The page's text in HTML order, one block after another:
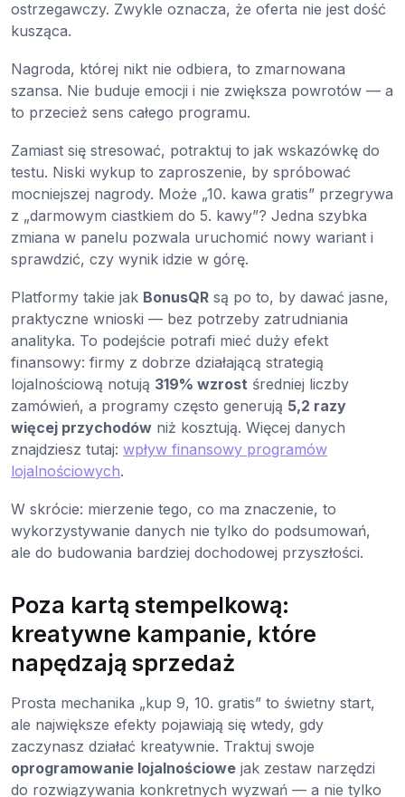
ostrzegawczy. Zwykle oznacza, że oferta nie jest dość
kusząca.
Nagroda, której nikt nie odbiera, to zmarnowana
szansa. Nie buduje emocji i nie zwiększa powrotów — a
to przecież sens całego programu.
Zamiast się stresować, potraktuj to jak wskazówkę do
testu. Niski wykup to zaproszenie, by spróbować
mocniejszej nagrody. Może „10. kawa gratis” przegrywa
z „darmowym ciastkiem do 5. kawy”? Jedna szybka
zmiana w panelu pozwala uruchomić nowy wariant i
sprawdzić, czy wynik idzie w górę.
Platformy takie jak BonusQR są po to, by dawać jasne,
praktyczne wnioski — bez potrzeby zatrudniania
analityka. To podejście potrafi mieć duży efekt
finansowy: firmy z dobrze działającą strategią
lojalnościową notują 319% wzrost średniej liczby
zamówień, a programy często generują 5,2 razy
więcej przychodów niż kosztują. Więcej danych
znajdziesz tutaj: wpływ finansowy programów
lojalnościowych.
W skrócie: mierzenie tego, co ma znaczenie, to
wykorzystywanie danych nie tylko do podsumowań,
ale do budowania bardziej dochodowej przyszłości.
Poza kartą stempelkową:
kreatywne kampanie, które
napędzają sprzedaż
Prosta mechanika „kup 9, 10. gratis” to świetny start,
ale największe efekty pojawiają się wtedy, gdy
zaczynasz działać kreatywnie. Traktuj swoje
oprogramowanie lojalnościowe jak zestaw narzędzi
do rozwiązywania konkretnych wyzwań — a nie tylko